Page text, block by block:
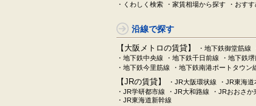
・くわしく検索 ・家賃相場から探す ・おす
沿線で探す
【大阪メトロの賃貸】 ・地下鉄御堂筋線
・地下鉄中央線
・地下鉄千日前線 ・地下鉄
・地下鉄今里筋線
・地下鉄南港ポートタウン
【JRの賃貸】 ・JR大阪環状線 ・JR東海道
・JR学研都市線
・JR大和路線 ・JRおおさか
・JR東海道新幹線